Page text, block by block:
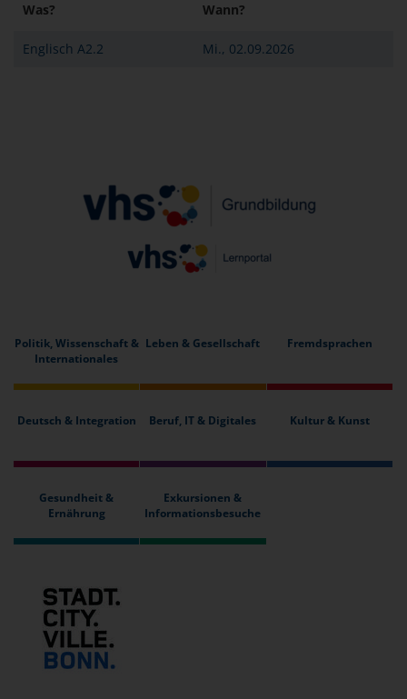
Was? Wann?
Englisch A2.2 Mi., 02.09.2026
Politik, Wissenschaft &
Internationales
Leben & Gesellschaft Fremdsprachen
Deutsch & Integration Beruf, IT & Digitales Kultur & Kunst
Gesundheit &
Ernährung
Exkursionen &
Informationsbesuche